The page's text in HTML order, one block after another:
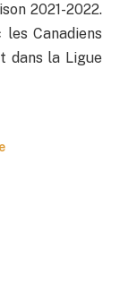
2021-2022.
les Canadiens
dans la Ligue